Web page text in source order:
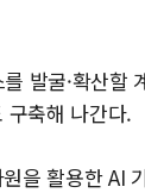
발굴·확산할
구축해 나간다.
을 활용한 AI